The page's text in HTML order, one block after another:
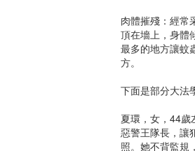
肉體摧殘：經常
頂在墻上，身體
最多的地方讓蚊
方。
下面是部分大法
夏環，女，44
惡警王隊長，讓
照。她不背監規